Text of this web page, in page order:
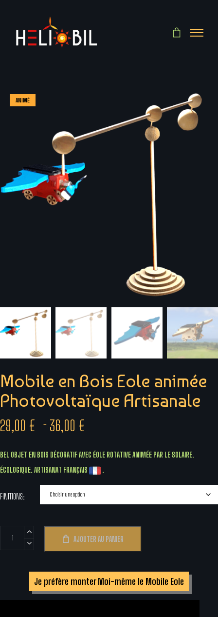
ANIMÉ
Mobile en Bois Eole animée
Photovoltaïque Artisanale
29,00 € – 36,00 €
BEL OBJET EN BOIS DÉCORATIF AVEC ÉOLE ROTATIVE ANIMÉE PAR LE SOLAIRE.
ÉCOLOGIQUE. ARTISANAT FRANÇAIS
.
FINITIONS
AJOUTER AU PANIER
Je préfère monter Moi-même le Mobile Eole